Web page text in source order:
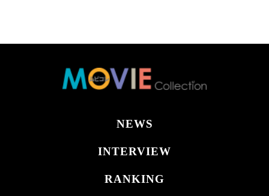
NEWS
INTERVIEW
RANKING